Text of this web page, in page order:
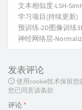
文本相似度-LSH-
学习项目(持续更新)
预训练-2D图像训练
神经网络层-
发表评论
使用cookie技术保留
您已同意该条款
评论 *